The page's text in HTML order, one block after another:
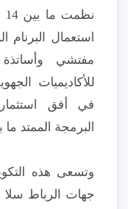
مفتشي وأساتذة
للأكاديميات
في أفق
البرمجة الممتد ما بين 1 إلى 10
وتسعى هذه
جهات الرباط سلا